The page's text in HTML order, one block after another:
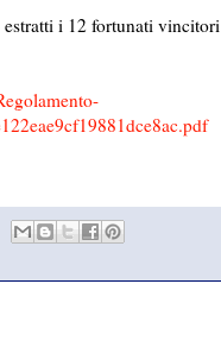
i 12 fortunati vincitori